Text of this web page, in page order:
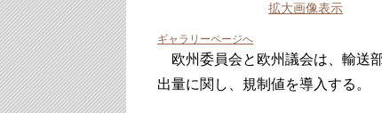
拡大画像表示
ギャラリーページへ
欧州委員会と欧州議会は、輸送
出量に関し、規制値を導入する。